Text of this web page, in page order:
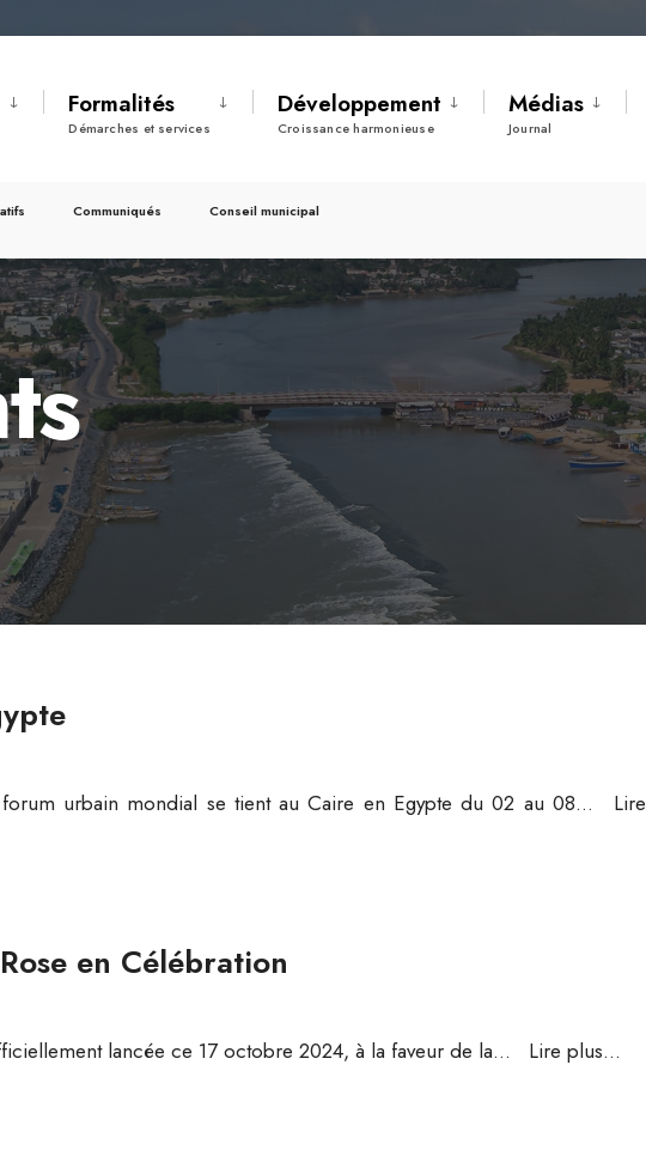
Formalités
Démarches et services
Développement
Croissance harmonieuse
Médias
Journal
Communiqués Conseil municipal
forum urbain mondial se tient au Caire en Egypte du 02 au 08...
Lire
en Célébration
lancée ce 17 octobre 2024, à la faveur de la... Lire plus...